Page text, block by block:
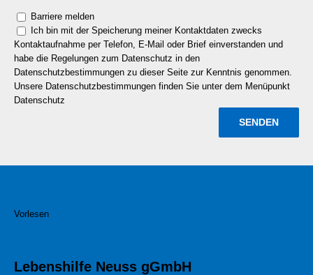
Barriere melden
Ich bin mit der Speicherung meiner Kontaktdaten zwecks
Kontaktaufnahme per Telefon, E-Mail oder Brief einverstanden und
habe die Regelungen zum Datenschutz in den
Datenschutzbestimmungen zu dieser Seite zur Kenntnis genommen.
Unsere Datenschutzbestimmungen finden Sie unter dem Menüpunkt
Datenschutz
Vorlesen
Lebenshilfe Neuss gGmbH